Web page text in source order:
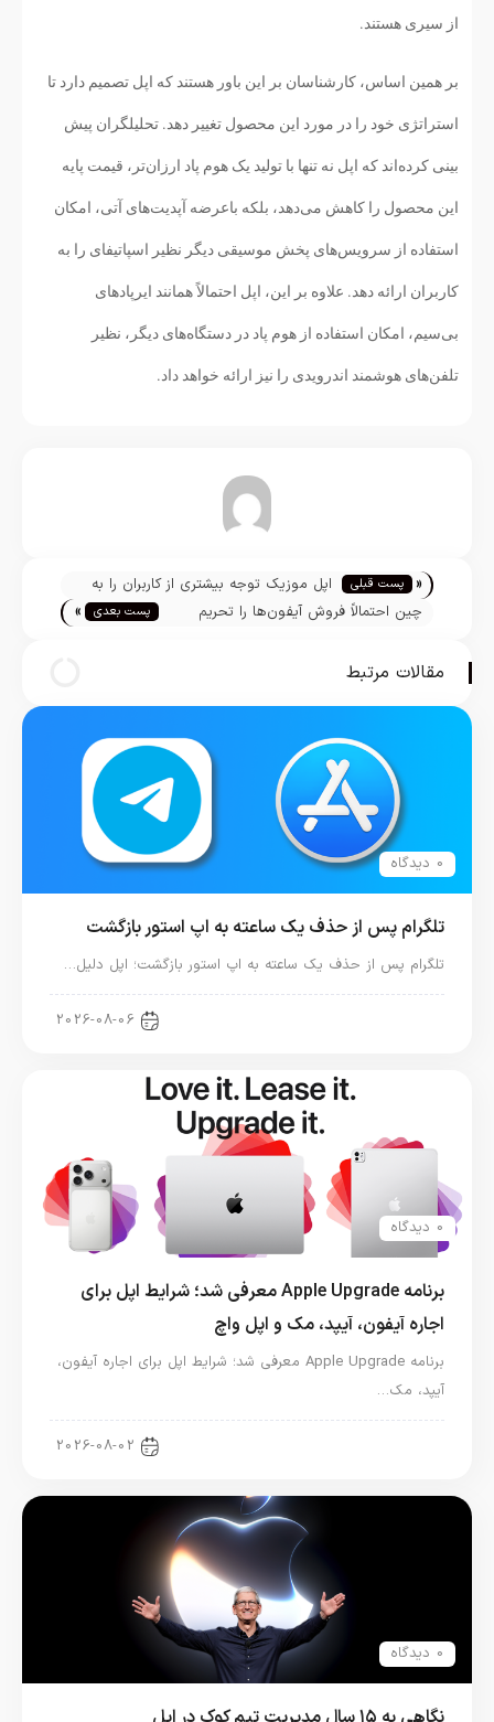
از سیری هستند.
بر همین اساس، کارشناسان بر این باور هستند که اپل تصمیم دارد تا
استراتژی خود را در مورد این محصول تغییر دهد. تحلیلگران پیش
بینی کرده‌اند که اپل نه تنها با تولید یک هوم پاد ارزان‌تر، قیمت پایه
این محصول را کاهش می‌دهد، بلکه باعرضه آپدیت‌های آتی، امکان
استفاده از سرویس‌های پخش موسیقی دیگر نظیر اسپاتیفای را به
کاربران ارائه دهد. علاوه بر این، اپل احتمالاً همانند ایرپادهای
بی‌سیم، امکان استفاده از هوم پاد در دستگاه‌های دیگر، نظیر
تلفن‌های هوشمند اندرویدی را نیز ارائه خواهد داد.
تیم تحریریه « پست قبلی
اپل موزیک توجه بیشتری از کاربران را به
خود جلب می‌کند
چین احتمالاً فروش آیفون‌ها را تحریم
پست بعدی »
مقالات مرتبط
0 دیدگاه
تلگرام پس از حذف یک ساعته به اپ استور بازگشت
تلگرام پس از حذف یک ساعته به اپ استور بازگشت؛ اپل دلیل…
2026-08-06
0 دیدگاه
برنامه Apple Upgrade معرفی شد؛ شرایط اپل برای
اجاره آیفون، آیپد، مک و اپل واچ
برنامه Apple Upgrade معرفی شد؛ شرایط اپل برای اجاره آیفون،
آیپد، مک…
2026-08-02
0 دیدگاه